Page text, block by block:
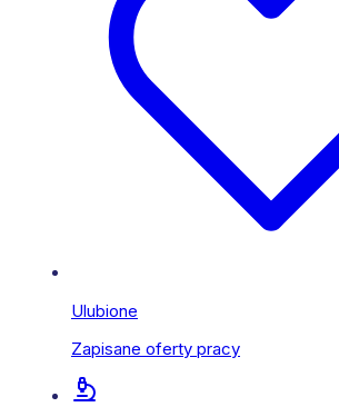
Ulubione
Zapisane oferty pracy